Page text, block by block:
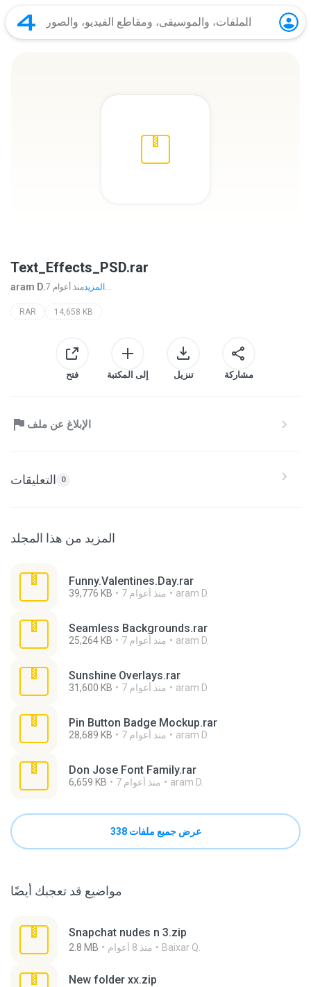
Text_Effects_PSD.rar
aram D. 7 منذ أعوام المزيد...
RAR 14,658 KB
فتح إلى المكتبة تنزيل مشاركة
الإبلاغ عن ملف
التعليقات 0
المزيد من هذا المجلد
Funny.Valentines.Day.rar
39,776 KB 7 منذ أعوام aram D.
Seamless Backgrounds.rar
25,264 KB 7 منذ أعوام aram D.
Sunshine Overlays.rar
31,600 KB 7 منذ أعوام aram D.
Pin Button Badge Mockup.rar
28,689 KB 7 منذ أعوام aram D.
Don Jose Font Family.rar
6,659 KB 7 منذ أعوام aram D.
عرض جميع ملفات 338
مواضيع قد تعجبك أيضًا
Snapchat nudes n 3.zip
2.8 MB منذ 8 أعوام Baixar Q.
New folder xx.zip